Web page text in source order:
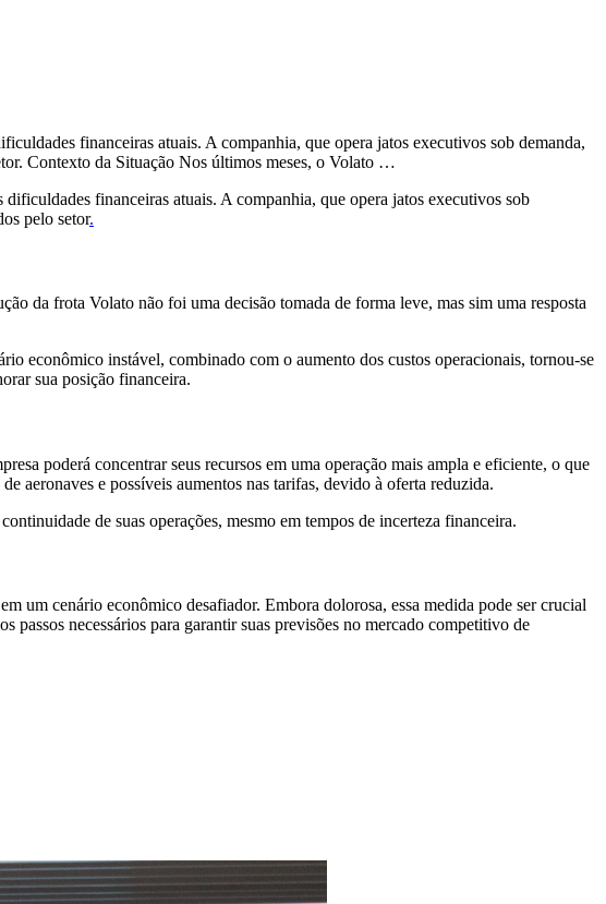
financeiras atuais. A companhia, que opera jatos executivos sob demanda,
Contexto da Situação Nos últimos meses, o Volato …
dificuldades financeiras atuais. A companhia, que opera jatos executivos sob
pelo setor.
da frota Volato não foi uma decisão tomada de forma leve, mas sim uma resposta
econômico instável, combinado com o aumento dos custos operacionais, tornou-se
sua posição financeira.
poderá concentrar seus recursos em uma operação mais ampla e eficiente, o que
aeronaves e possíveis aumentos nas tarifas, devido à oferta reduzida.
de suas operações, mesmo em tempos de incerteza financeira.
um cenário econômico desafiador. Embora dolorosa, essa medida pode ser crucial
passos necessários para garantir suas previsões no mercado competitivo de